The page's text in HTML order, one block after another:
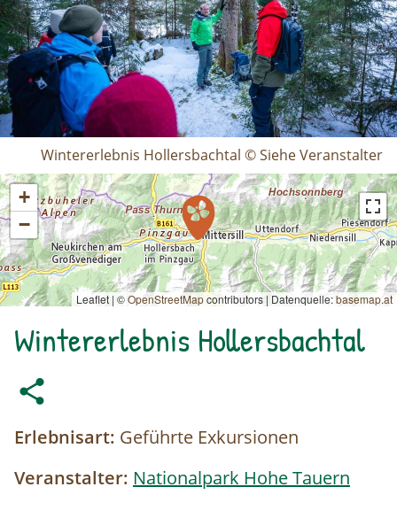
Wintererlebnis Hollersbachtal © Siehe Veranstalter
+
−
Leaflet | ©OpenStreetMapcontributors | Datenquelle:basemap.at
Wintererlebnis Hollersbachtal
Erlebnisart: Geführte Exkursionen
Veranstalter: Nationalpark Hohe Tauern